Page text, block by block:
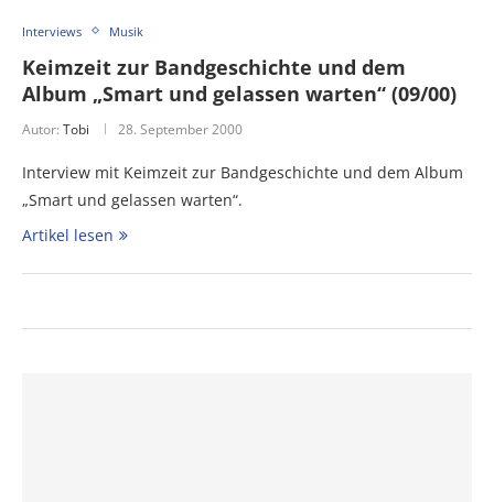
Interviews Musik
Keimzeit zur Bandgeschichte und dem
Album „Smart und gelassen warten“ (09/00)
Autor: Tobi 28. September 2000
Interview mit Keimzeit zur Bandgeschichte und dem Album
„Smart und gelassen warten“.
Artikel lesen